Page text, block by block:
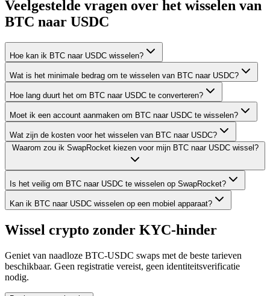
Veelgestelde vragen over het wisselen van
BTC naar USDC
Hoe kan ik BTC naar USDC wisselen?
Wat is het minimale bedrag om te wisselen van BTC naar USDC?
Hoe lang duurt het om BTC naar USDC te converteren?
Moet ik een account aanmaken om BTC naar USDC te wisselen?
Wat zijn de kosten voor het wisselen van BTC naar USDC?
Waarom zou ik SwapRocket kiezen voor mijn BTC naar USDC wissel?
Is het veilig om BTC naar USDC te wisselen op SwapRocket?
Kan ik BTC naar USDC wisselen op een mobiel apparaat?
Wissel crypto zonder KYC-hinder
Geniet van naadloze BTC-USDC swaps met de beste tarieven
beschikbaar. Geen registratie vereist, geen identiteitsverificatie
nodig.